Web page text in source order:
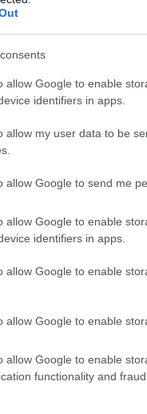
allow Google to enable
identifiers in apps.
allow my user data to be
allow Google to send me
allow Google to enable
identifiers in apps.
allow Google to enable
allow Google to enable
allow Google to enable
functionality and
το Ισραήλ
άλλου την
σε μια θαλάσσια
διά
τη χθεσινή
ΔΕΞΑΜΕΝΟΠΛΟΙΑ
ΑΡΘΡΟ